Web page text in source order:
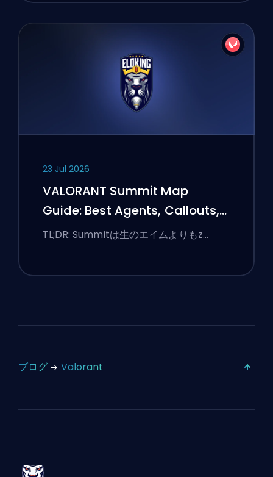
23 Jul 2026
VALORANT Summit Map
Guide: Best Agents, Callouts,
and Smokes
TL;DR: Summitは生のエイムよりもz…
ブログ Valorant